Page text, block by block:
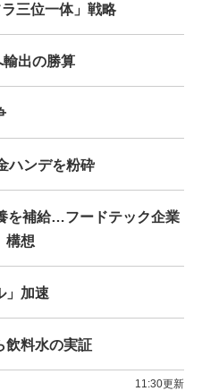
三位一体」戦略
出の勝算
ハンデを粉砕
を補給…フードテック企業
構想
」加速
飲料水の実証
11:30更新